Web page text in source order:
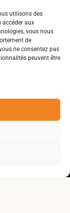
utilisons des
accéder aux
vous nous
de
ne consentez pas
peuvent être
DE